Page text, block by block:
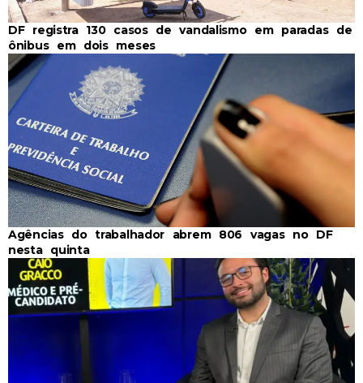
DF registra 130 casos de vandalismo em paradas de
ônibus em dois meses
Agências do trabalhador abrem 806 vagas no DF
nesta quinta